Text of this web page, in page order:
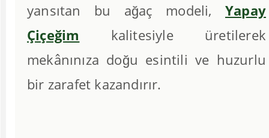
yansıtan bu ağaç modeli, Yapay
Çiçeğim kalitesiyle üretilerek
mekânınıza doğu esintili ve huzurlu
bir zarafet kazandırır.